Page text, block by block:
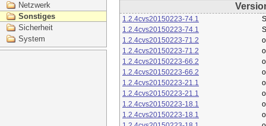
Netzwerk
Sonstiges
Sicherheit
System
1.2.4cvs20150223-74.1
1.2.4cvs20150223-74.1
1.2.4cvs20150223-71.2
1.2.4cvs20150223-71.2
1.2.4cvs20150223-66.2
1.2.4cvs20150223-66.2
1.2.4cvs20150223-21.1
1.2.4cvs20150223-21.1
1.2.4cvs20150223-18.1
1.2.4cvs20150223-18.1